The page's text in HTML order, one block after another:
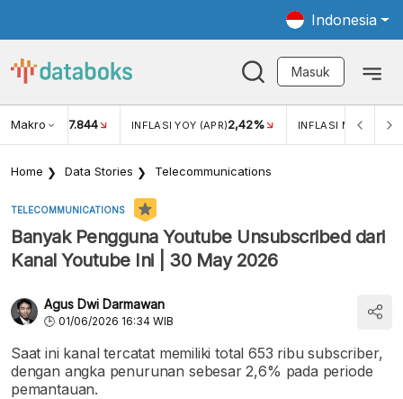
Indonesia
Masuk
Makro
USD/IDR 17.844 INFLASI YOY (APR)2,42% INFLASI MOM (APR)
Home Data Stories Telecommunications
TELECOMMUNICATIONS
Banyak Pengguna Youtube Unsubscribed dari
Kanal Youtube Ini | 30 May 2026
Agus Dwi Darmawan
01/06/2026 16:34 WIB
Saat ini kanal tercatat memiliki total 653 ribu subscriber,
dengan angka penurunan sebesar 2,6% pada periode
pemantauan.